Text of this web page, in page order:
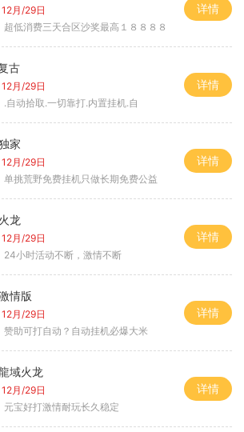
12月/29日
超低消费三天合区沙奖最高１８８８８
详情
古
12月/29日
.自动拾取.一切靠打.内置挂机.自
详情
家
12月/29日
单挑荒野免费挂机只做长期免费公益
详情
龙
12月/29日
24小时活动不断，激情不断
详情
情版
12月/29日
赞助可打自动？自动挂机必爆大米
详情
域火龙
12月/29日
元宝好打激情耐玩长久稳定
详情